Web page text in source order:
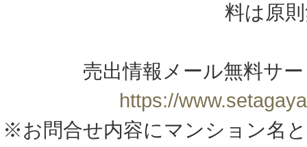
料は原
売出情報メール無料サ
https://
※お問合せ内容にマンション名